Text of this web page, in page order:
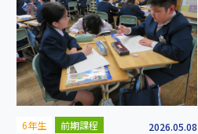
6年生 前期課程 2026.05.08